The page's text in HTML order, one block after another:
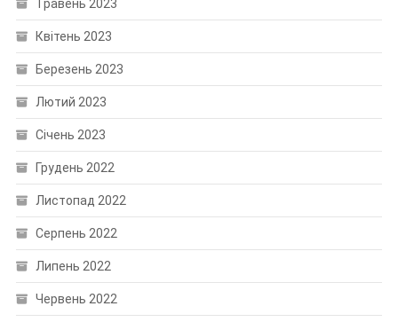
Травень 2023
Квітень 2023
Березень 2023
Лютий 2023
Січень 2023
Грудень 2022
Листопад 2022
Серпень 2022
Липень 2022
Червень 2022